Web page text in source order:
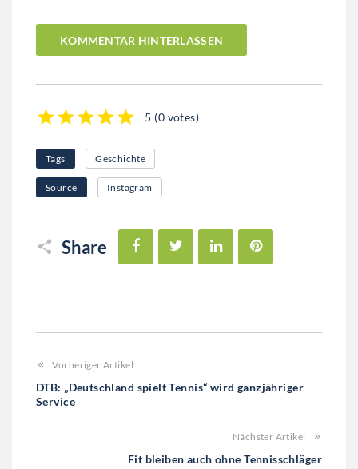
KOMMENTAR HINTERLASSEN
5 (0 votes)
Tags Geschichte
Source Instagram
Share
FacebookTwitter LinkedIn
Vorheriger Artikel
DTB: „Deutschland spielt Tennis“ wird ganzjähriger
Service
Nächster Artikel
Fit bleiben auch ohne Tennisschläger